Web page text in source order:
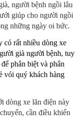
người bệnh ngồi lâu
giúp cho người ngồi
những ngày oi bức.
có rất nhiều dòng xe
già người bệnh, tuy
phân biệt và phân
vói quý khách hàng
dòng xe lăn điện này
cần điều khiển